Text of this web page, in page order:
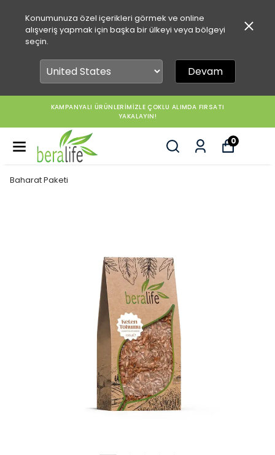
Konumunuza özel içerikleri görmek ve online
alışveriş yapmak için başka bir ülkeyi veya bölgeyi
seçin.
Devam
KAMPANYALI ÜRÜNLERİMİZLE ÇOKLU ALIMDA FIRSATI
YAKALAYIN!
0
Baharat Paketi